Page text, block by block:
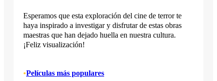
Esperamos que esta exploración del cine de terror te
haya inspirado a investigar y disfrutar de estas obras
maestras que han dejado huella en nuestra cultura.
¡Feliz visualización!
•Películas más populares